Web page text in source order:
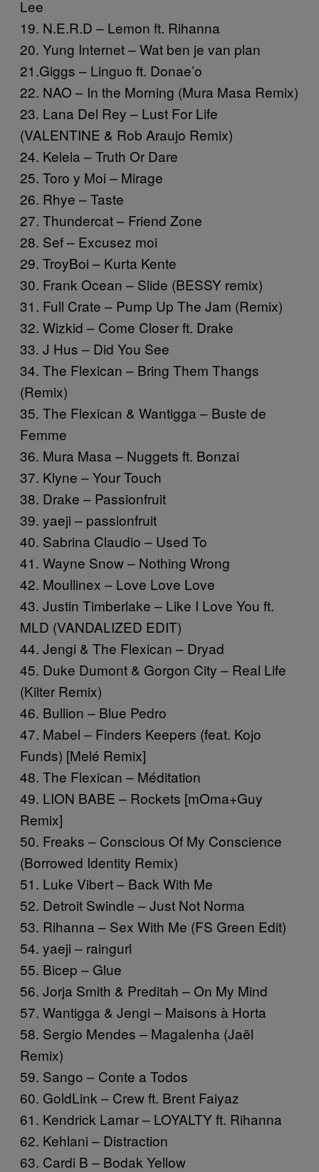
Lee
19. N.E.R.D – Lemon ft. Rihanna
20. Yung Internet – Wat ben je van plan
21.Giggs – Linguo ft. Donae’o
22. NAO – In the Morning (Mura Masa Remix)
23. Lana Del Rey – Lust For Life
(VALENTINE & Rob Araujo Remix)
24. Kelela – Truth Or Dare
25. Toro y Moi – Mirage
26. Rhye – Taste
27. Thundercat – Friend Zone
28. Sef – Excusez moi
29. TroyBoi – Kurta Kente
30. Frank Ocean – Slide (BESSY remix)
31. Full Crate – Pump Up The Jam (Remix)
32. Wizkid – Come Closer ft. Drake
33. J Hus – Did You See
34. The Flexican – Bring Them Thangs
(Remix)
35. The Flexican & Wantigga – Buste de
Femme
36. Mura Masa – Nuggets ft. Bonzai
37. Klyne – Your Touch
38. Drake – Passionfruit
39. yaeji – passionfruit
40. Sabrina Claudio – Used To
41. Wayne Snow – Nothing Wrong
42. Moullinex – Love Love Love
43. Justin Timberlake – Like I Love You ft.
MLD (VANDALIZED EDIT)
44. Jengi & The Flexican – Dryad
45. Duke Dumont & Gorgon City – Real Life
(Kilter Remix)
46. Bullion – Blue Pedro
47. Mabel – Finders Keepers (feat. Kojo
Funds) [Melé Remix]
48. The Flexican – Méditation
49. LION BABE – Rockets [mOma+Guy
Remix]
50. Freaks – Conscious Of My Conscience
(Borrowed Identity Remix)
51. Luke Vibert – Back With Me
52. Detroit Swindle – Just Not Norma
53. Rihanna – Sex With Me (FS Green Edit)
54. yaeji – raingurl
55. Bicep – Glue
56. Jorja Smith & Preditah – On My Mind
57. Wantigga & Jengi – Maisons à Horta
58. Sergio Mendes – Magalenha (Jaël
Remix)
59. Sango – Conte a Todos
60. GoldLink – Crew ft. Brent Faiyaz
61. Kendrick Lamar – LOYALTY ft. Rihanna
62. Kehlani – Distraction
63. Cardi B – Bodak Yellow